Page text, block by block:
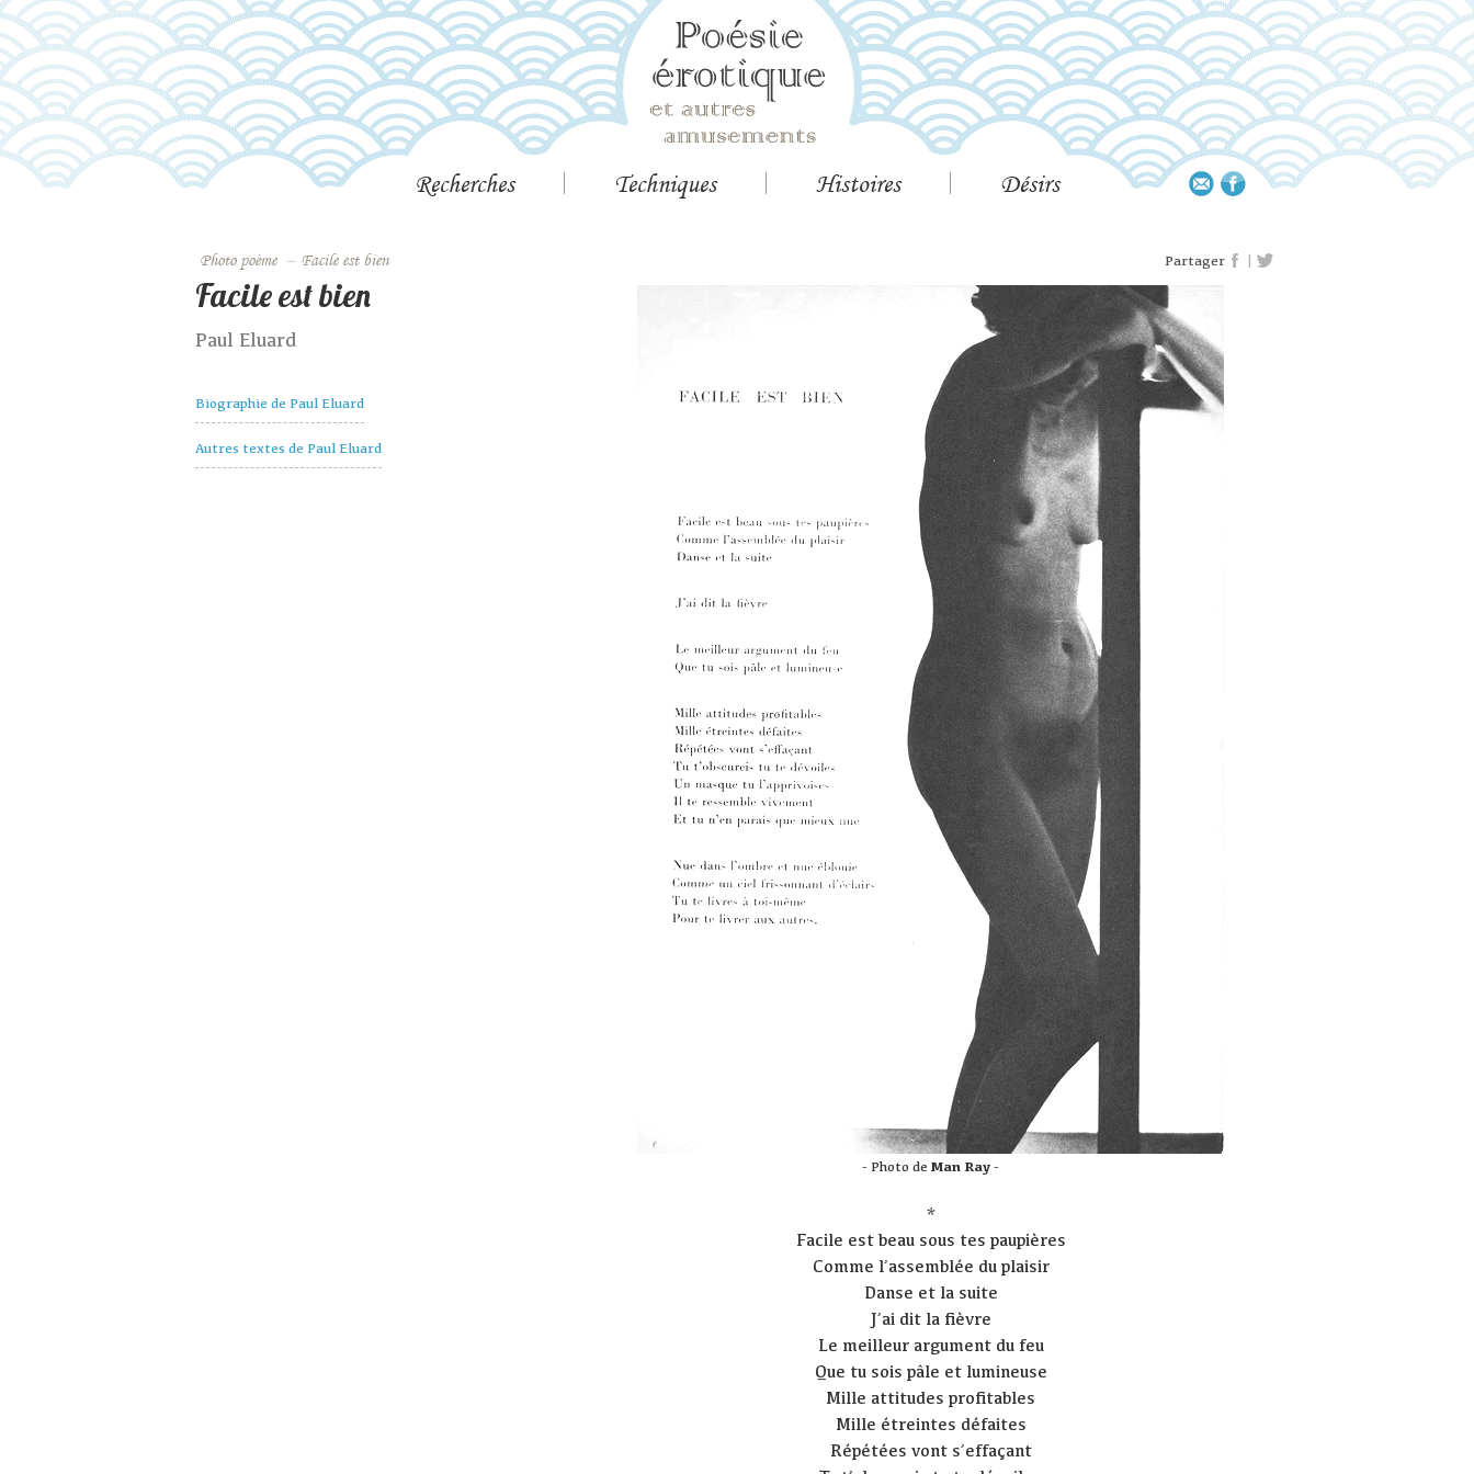
Recherches Techniques Histoires Désirs
Photo poème – Facile est bien Partager |
Facile est bien
Paul Eluard
Biographie de Paul Eluard
Autres textes de Paul Eluard
- Photo deMan Ray-
*
Facile est beau sous tes paupières
Comme l’assemblée du plaisir
Danse et la suite
J’ai dit la fièvre
Le meilleur argument du feu
Que tu sois pâle et lumineuse
Mille attitudes profitables
Mille étreintes défaites
Répétées vont s’effaçant